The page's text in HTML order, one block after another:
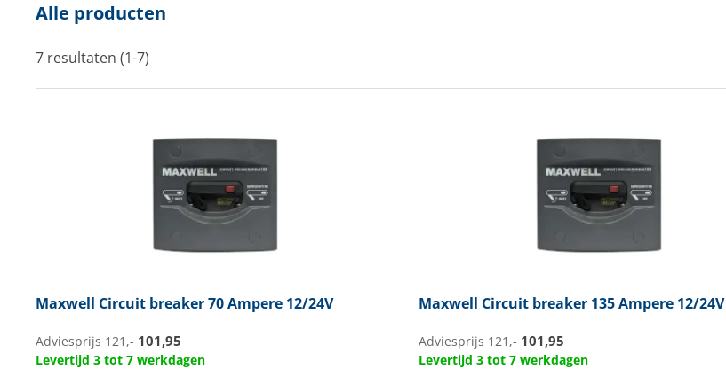
Kajuit en kombuis
Techniek en motor
Boten, toebehoren en fun
Meubels en lifestyle
Alle producten
7 resultaten (1-7)
Maxwell Circuit breaker 70 Ampere 12/24V
Adviesprijs121,- 101,95
Levertijd 3 tot 7 werkdagen
Maxwell Circuit breaker 135 Ampere 12/24V
Adviesprijs121,- 101,95
Levertijd 3 tot 7 werkdagen